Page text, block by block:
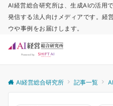
AI経営総合研究所は、生成AIの活用
発信する法人向けメディアです。経
ウや事例をお届けします。
AI経営総合研究所 記事一覧